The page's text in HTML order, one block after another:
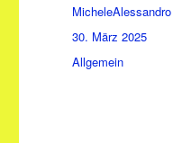
Autor
MicheleAlessandro
Veröffentlicht
am
30. März 2025
Kategorien
Allgemein